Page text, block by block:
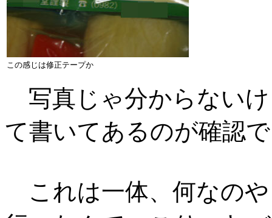
この感じは修正テープか
写真じゃ分からない
て書いてあるのが確認
これは一体、何なの